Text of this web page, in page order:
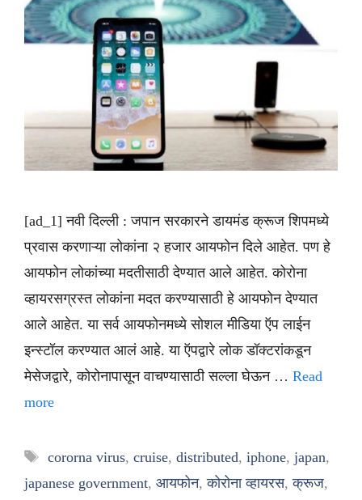
[ad_1] नवी दिल्ली : जपान सरकारने डायमंड क्रूज शिपमध्ये
प्रवास करणाऱ्या लोकांना २ हजार आयफोन दिले आहेत. पण हे
आयफोन लोकांच्या मदतीसाठी देण्यात आले आहेत. कोरोना
व्हायरसग्रस्त लोकांना मदत करण्यासाठी हे आयफोन देण्यात
आले आहेत. या सर्व आयफोनमध्ये सोशल मीडिया ऍप लाईन
इन्स्टॉल करण्यात आलं आहे. या ऍपद्वारे लोक डॉक्टरांकडून
मेसेजद्वारे, कोरोनापासून वाचण्यासाठी सल्ला घेऊन … Read
more
Tags
cororna virus, cruise, distributed, iphone, japan,
japanese government, आयफोन,कोरोना व्हायरस,क्रूज,